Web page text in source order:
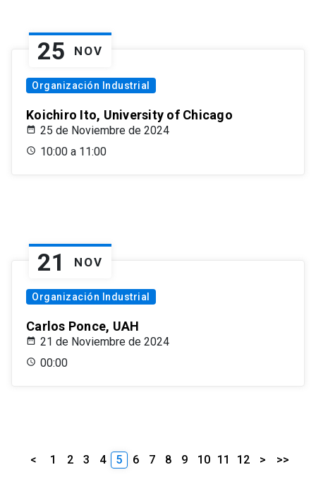
25 NOV
Organización Industrial
Koichiro Ito, University of Chicago
25 de Noviembre de 2024
10:00 a 11:00
21 NOV
Organización Industrial
Carlos Ponce, UAH
21 de Noviembre de 2024
00:00
< 1 2 3 4 5 6 7 8 9 10 11 12 > >>